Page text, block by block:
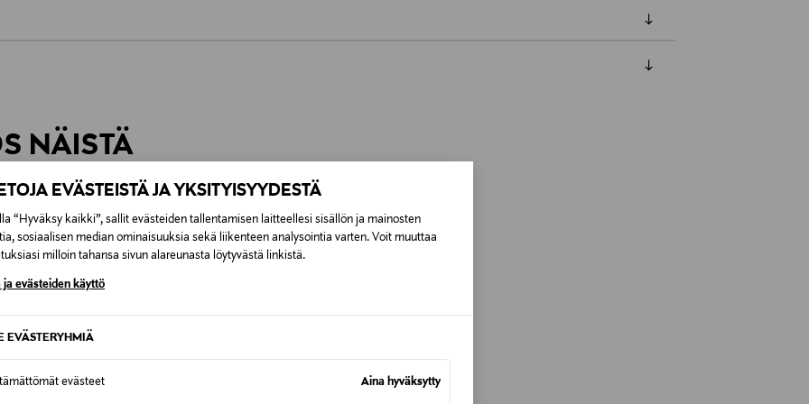
EVÄSTEISTÄ JA YKSITYISYYDESTÄ
“Hyväksy kaikki”, sallit evästeiden tallentamisen laitteellesi sisällön ja mainosten
sosiaalisen median ominaisuuksia sekä liikenteen analysointia varten. Voit muuttaa
milloin tahansa sivun alareunasta löytyvästä linkistä.
ja evästeiden käyttö
EVÄSTERYHMIÄ
evästeet Aina hyväksytty
NÄISTÄ